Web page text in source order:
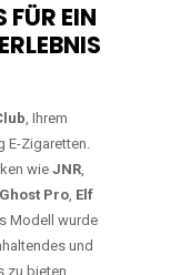
FÜR EIN
, Ihrem
E-Zigaretten.
wie JNR,
Ghost Pro, Elf
Modell wurde
und
zu bieten.